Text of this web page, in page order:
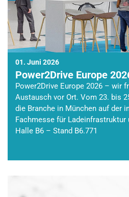
01. Juni 2026
Power2Drive Europe
Power2Drive Europe 2026 – wir
Austausch vor Ort. Vom 23. bis
die Branche in München auf der
Fachmesse für
Halle B6 – Stand B6.771